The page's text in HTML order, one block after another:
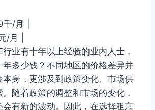
/月 |
/月 |
业有十年以上经验的业内人士，
年多少钱？不同地区的价格差异并
本身，更涉及到政策变化、市场供
随着政策的调整和市场的变化，
会有新的波动。因此，在选择租京